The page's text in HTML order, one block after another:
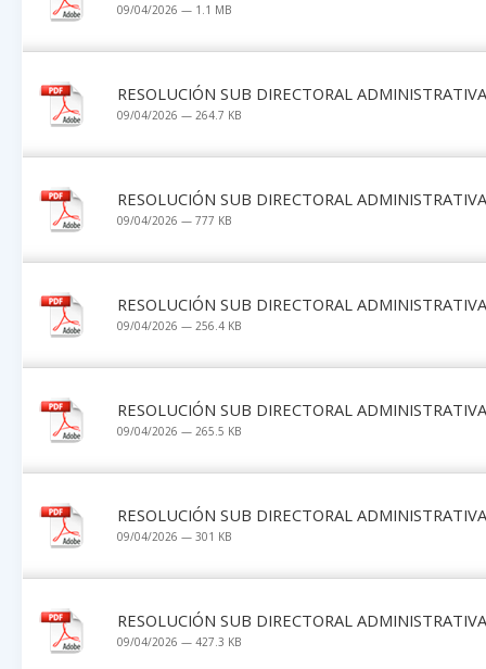
09/04/2026 — 1.1 MB
RESOLUCIÓN SUB DIRECTORAL
09/04/2026 — 264.7 KB
RESOLUCIÓN SUB DIRECTORAL
09/04/2026 — 777 KB
RESOLUCIÓN SUB DIRECTORAL
09/04/2026 — 256.4 KB
RESOLUCIÓN SUB DIRECTORAL
09/04/2026 — 265.5 KB
RESOLUCIÓN SUB DIRECTORAL
09/04/2026 — 301 KB
RESOLUCIÓN SUB DIRECTORAL
09/04/2026 — 427.3 KB